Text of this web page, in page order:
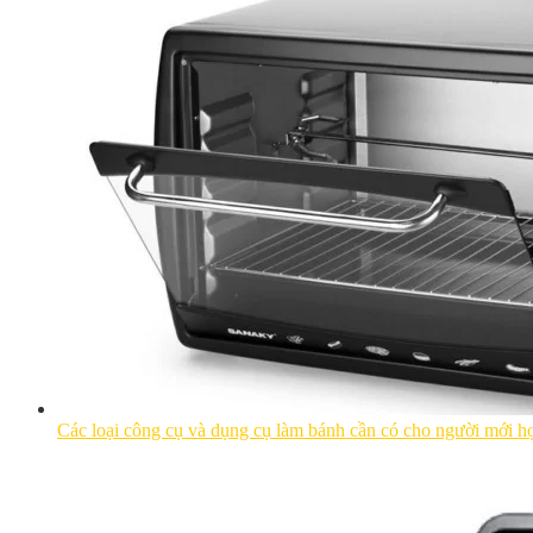
Các loại công cụ và dụng cụ làm bánh cần có cho người mới